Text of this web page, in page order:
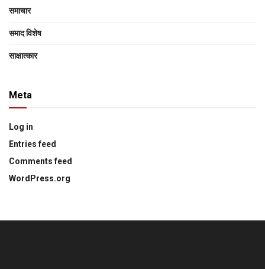
समाचार
समाद विशेष
साक्षात्‍कार
Meta
Log in
Entries feed
Comments feed
WordPress.org